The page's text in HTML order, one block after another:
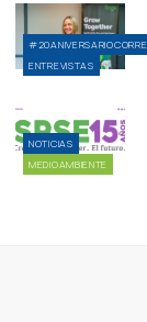
ENTREVISTAS
NOTICIAS
MEDIOAMBIENTE